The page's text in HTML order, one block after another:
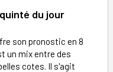
du jour
son pronostic en 8
un mix entre des
cotes. Il s'agit